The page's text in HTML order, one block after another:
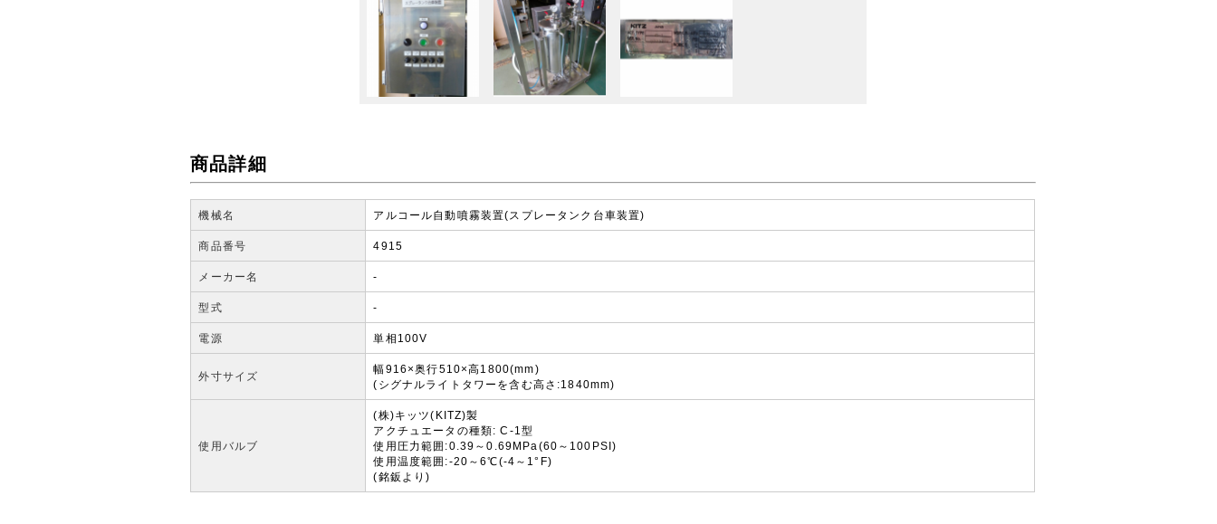
商品詳細
機械名 アルコール自動噴霧装置(スプレータンク台車装置)
商品番号 4915
メーカー名 -
型式 -
電源 単相100V
外寸サイズ
幅916×奥行510×高1800(mm)
(シグナルライトタワーを含む高さ:1840mm)
使用バルブ
(株)キッツ(KITZ)製
アクチュエータの種類: C-1型
使用圧力範囲:0.39～0.69MPa(60～100PSI)
使用温度範囲:-20～6℃(-4～1°F)
(銘鈑より)